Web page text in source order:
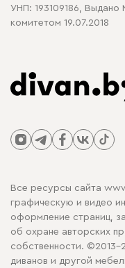
УНП: 193109186, Выдано
комитетом 19.07.2018
Все ресурсы сайта
графическую и видео
оформление страниц,
об охране авторских
собственности. ©2013-
диванов и другой